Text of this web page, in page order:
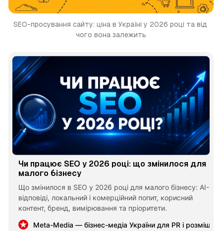
SEO-просування сайту: ціна в Україні у 2026 році та від
чого вона залежить
Чи працює SEO у 2026 році: що змінилося для
малого бізнесу
Що змінилося в SEO у 2026 році для малого бізнесу: AI-
відповіді, локальний і комерційний попит, корисний
контент, бренд, вимірювання та пріоритети.
Meta-Media — бізнес-медіа України для PR і